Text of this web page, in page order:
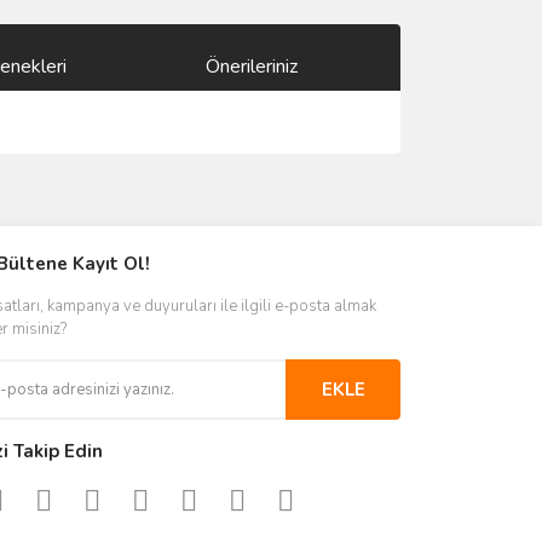
Önerileriniz
Kayıt Ol!
kampanya ve duyuruları ile ilgili e-posta almak
misiniz?
EKLE
Takip Edin